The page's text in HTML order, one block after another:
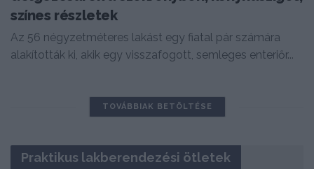
színes részletek
Az 56 négyzetméteres lakást egy fiatal pár számára
alakították ki, akik egy visszafogott, semleges enteriőr...
TOVÁBBIAK BETÖLTÉSE
Praktikus lakberendezési ötletek